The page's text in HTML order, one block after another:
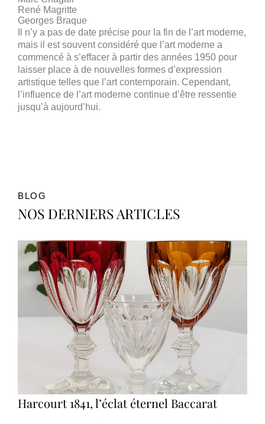
René Magritte
Georges Braque
Il n’y a pas de date précise pour la fin de l’art moderne,
mais il est souvent considéré que l’art moderne a
commencé à s’effacer à partir des années 1950 pour
laisser place à de nouvelles formes d’expression
artistique telles que l’art contemporain. Cependant,
l’influence de l’art moderne continue d’être ressentie
jusqu’à aujourd’hui.
BLOG
NOS DERNIERS ARTICLES
Harcourt 1841, l’éclat éternel Baccarat